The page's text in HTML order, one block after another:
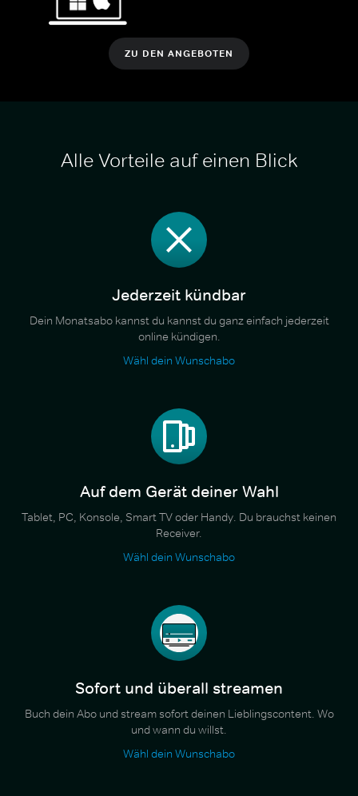
ZU DEN ANGEBOTEN
Alle Vorteile auf einen Blick
Jederzeit kündbar
Dein Monatsabo kannst du kannst du ganz einfach jederzeit
online kündigen.
Wähl dein Wunschabo
Auf dem Gerät deiner Wahl
Tablet, PC, Konsole, Smart TV oder Handy. Du brauchst keinen
Receiver.
Wähl dein Wunschabo
Sofort und überall streamen
Buch dein Abo und stream sofort deinen Lieblingscontent. Wo
und wann du willst.
Wähl dein Wunschabo